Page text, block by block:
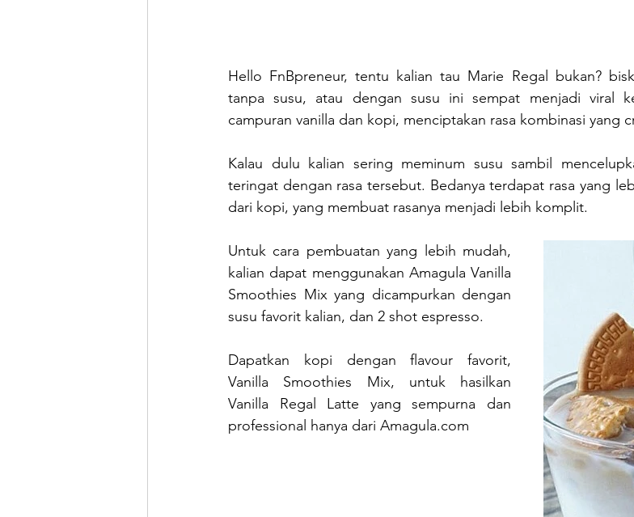
Hello FnBpreneur, tentu kalian tau Marie Regal bukan?
tanpa susu, atau dengan susu ini sempat menjadi viral
campuran vanilla dan kopi, menciptakan rasa kombinasi yang
Kalau dulu kalian sering meminum susu sambil
teringat dengan rasa tersebut. Bedanya terdapat rasa yang
dari kopi, yang membuat rasanya menjadi lebih komplit.
Untuk cara pembuatan yang lebih mudah,
kalian dapat menggunakan Amagula Vanilla
Smoothies Mix yang dicampurkan dengan
susu favorit kalian, dan 2 shot espresso.
Dapatkan kopi dengan flavour favorit,
Vanilla Smoothies Mix, untuk hasilkan
Vanilla Regal Latte yang sempurna dan
professional hanya dari Amagula.com